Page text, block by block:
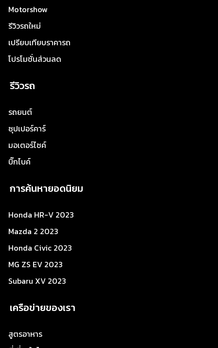
Motorshow
รีวิวรถใหม่
เปรียบเทียบราคารถ
โปรโมชั่นส่วนลด
รีวิวรถ
รถยนต์
ซุปเปอร์คาร์
มอเตอร์ไซค์
บิ๊กไบค์
การค้นหายอดนิยม
Honda HR-V 2023
Mazda 2 2023
Honda Civic 2023
MG ZS EV 2023
Subaru XV 2023
เครือข่ายของเรา
สูตรอาหาร